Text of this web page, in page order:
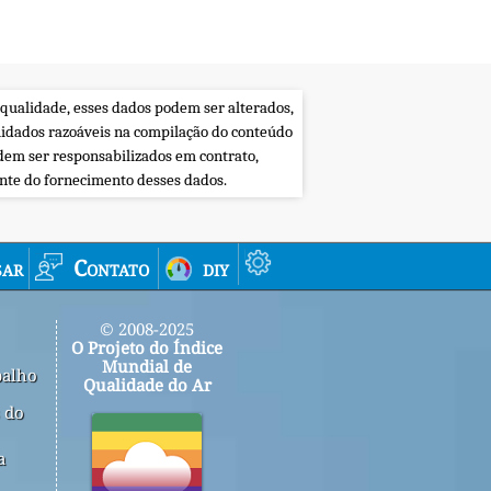
esses dados podem ser alterados,
razoáveis na compilação do conteúdo
ser responsabilizados em contrato,
do fornecimento desses dados.
Contato diy
do
© 2008-2025
O Projeto do Índice
Mundial de
Qualidade do Ar